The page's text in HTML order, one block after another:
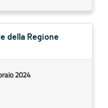
della Regione
2024